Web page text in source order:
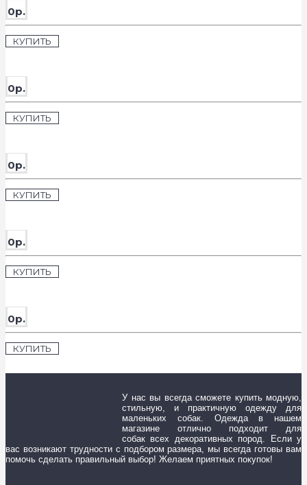
0р.
КУПИТЬ
0р.
КУПИТЬ
0р.
КУПИТЬ
0р.
КУПИТЬ
0р.
КУПИТЬ
У нас вы всегда сможете купить модную,
стильную, и практичную одежду для
маленьких собак. Одежда в нашем
магазине отлично подходит для
собак всех декоративных пород. Если у
вас возникают трудности с подбором размера, мы всегда готовы вам
помочь сделать правильный выбор! Желаем приятных покупок!